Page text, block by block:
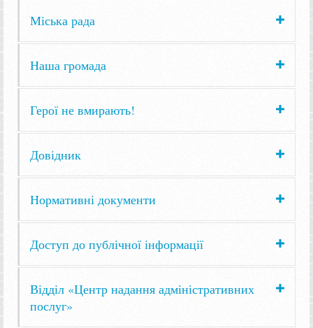
Міська рада
Наша громада
Герої не вмирають!
Довідник
Нормативні документи
Доступ до публічної інформації
Відділ «Центр надання адміністративних
послуг»